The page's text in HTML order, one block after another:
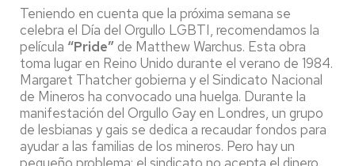
Teniendo en cuenta que la próxima semana se
celebra el Día del Orgullo LGBTI, recomendamos la
película “Pride”de Matthew Warchus. Esta obra
toma lugar en Reino Unido durante el verano de 1984.
Margaret Thatcher gobierna y el Sindicato Nacional
de Mineros ha convocado una huelga. Durante la
manifestación del Orgullo Gay en Londres, un grupo
de lesbianas y gais se dedica a recaudar fondos para
ayudar a las familias de los mineros. Pero hay un